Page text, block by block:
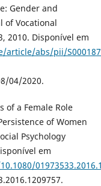
Gender and
of Vocational
2010. Disponível em
abs/pii/
04/2020.
of a Female Role
of Women
Psychology
em